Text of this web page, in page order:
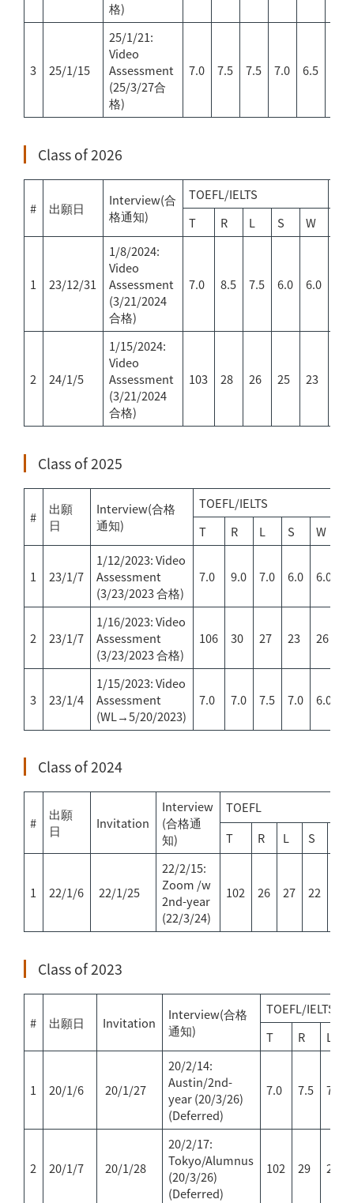
格)
3 25/1/15
25/1/21:
Video
Assessment
(25/3/27合
格)
7.0 7.5 7.5 7.0 6.5
Class of 2026
# 出願日
Interview(合
格通知)
TOEFL/IELTS
T
R L S W
1 23/12/31
1/8/2024:
Video
Assessment
(3/21/2024
合格)
7.0 8.5 7.5 6.0 6.0
2 24/1/5
1/15/2024:
Video
Assessment
(3/21/2024
合格)
103 28 26 25 23
Class of 2025
#
出願
日
Interview(合格
通知)
TOEFL/IELTS
T
R L S W
1 23/1/7
1/12/2023: Video
Assessment
(3/23/2023 合格)
7.0 9.0 7.0 6.0 6.0
2 23/1/7
1/16/2023: Video
Assessment
(3/23/2023 合格)
106 30 27 23 26
3 23/1/4
1/15/2023: Video
Assessment
(WL→5/20/2023)
7.0 7.0 7.5 7.0 6.0
Class of 2024
#
出願
日
Invitation
Interview
(合格通
知)
TOEFL
T
R L S
1 22/1/6 22/1/25
22/2/15:
Zoom /w
2nd-year
(22/3/24)
102 26 27 22
Class of 2023
# 出願日 Invitation
Interview(合格
通知)
TOEFL/IELTS
T
R L
1 20/1/6 20/1/27
20/2/14:
Austin/2nd-
year (20/3/26)
(Deferred)
7.0 7.5 7.5
2 20/1/7 20/1/28
20/2/17:
Tokyo/Alumnus
(20/3/26)
(Deferred)
102 29 26